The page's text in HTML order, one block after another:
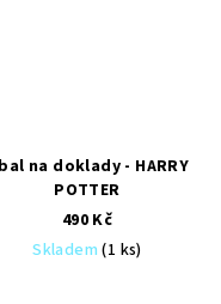
na doklady - HARRY
POTTER
490 Kč
Skladem(1 ks)